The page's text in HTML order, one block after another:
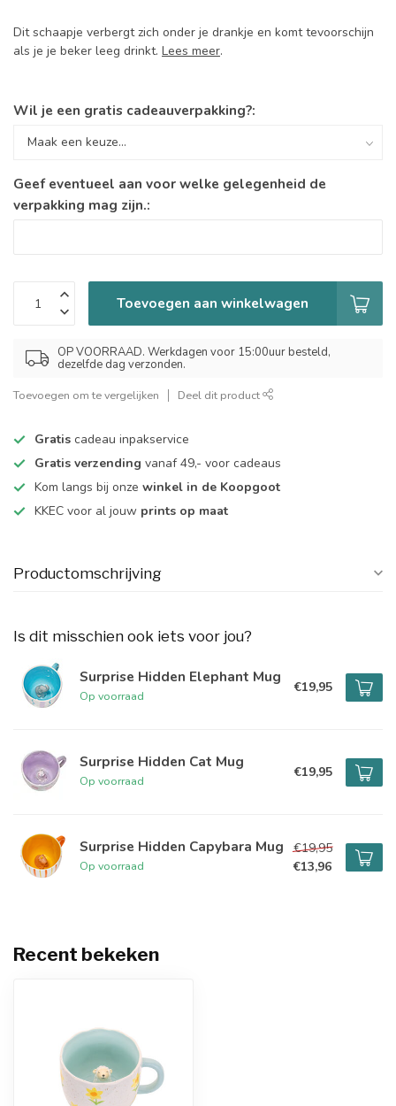
Dit schaapje verbergt zich onder je drankje en komt tevoorschijn
als je je beker leeg drinkt. Lees meer.
Wil je een gratis cadeauverpakking?:
Geef eventueel aan voor welke gelegenheid de
verpakking mag zijn.:
Toevoegen aan winkelwagen
OP VOORRAAD. Werkdagen voor 15:00uur besteld,
dezelfde dag verzonden.
Toevoegen om te vergelijken Deel dit product
Gratis cadeau inpakservice
Gratis verzending vanaf 49,- voor cadeaus
Kom langs bij onze winkel in de Koopgoot
KKEC voor al jouw prints op maat
Productomschrijving
Is dit misschien ook iets voor jou?
Surprise Hidden Elephant Mug
Op voorraad
€19,95
Surprise Hidden Cat Mug
Op voorraad
€19,95
Surprise Hidden Capybara Mug
Op voorraad
€19,95
€13,96
Recent bekeken